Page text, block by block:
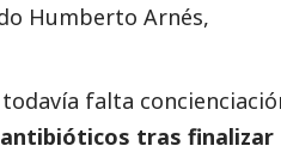
Humberto Arnés,
falta
tras finalizar